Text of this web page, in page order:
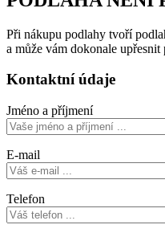
Při nákupu podlahy tvoří
a může vám dokonale
Kontaktní údaje
Jméno a příjmení
E-mail
Telefon